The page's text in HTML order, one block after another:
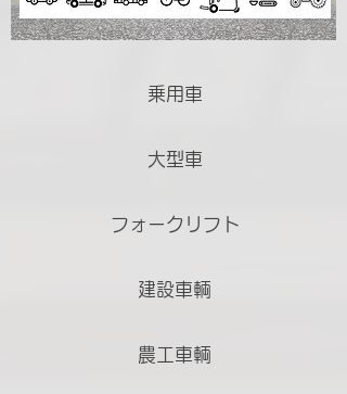
乗用車
大型車
フォークリフト
建設車輌
農工車輌